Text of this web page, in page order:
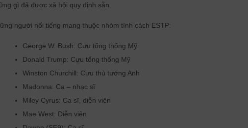
gì đã được xã hội quy định sẵn.
người nổi tiếng mang thuộc nhóm tính cách ESTP:
George W. Bush: Cựu tổng thống Mỹ
Donald Trump: Cựu tổng thống Mỹ
Winston Churchill: Cựu thủ tướng Anh
Madonna: Ca – nhạc sĩ
Miley Cyrus: Ca sĩ, diễn viên
Mae West: Diễn viên